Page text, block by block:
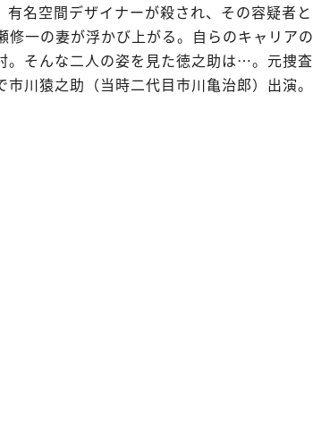
名空間デザイナーが殺され、その容疑者と
一の妻が浮かび上がる。自らのキャリアの
。そんな二人の姿を見た徳之助は…。元捜査
川猿之助（当時二代目市川亀治郎）出演。